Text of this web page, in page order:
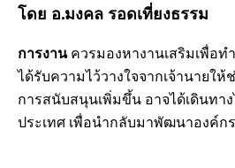
โดย อ.มงคล รอดเที่ยงธรรม
การงานควรมองหางานเสริมเพื่อท
ได้รับความไว้วางใจจากเจ้านายใ
การสนับสนุนเพิ่มขึ้น อาจได้เดินทา
ประเทศ เพื่อนำกลับมาพัฒนาองค์ก